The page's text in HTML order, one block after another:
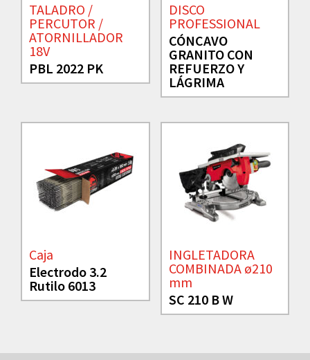
TALADRO /
PERCUTOR /
ATORNILLADOR
18V
PBL 2022 PK
DISCO
PROFESSIONAL
CÓNCAVO
GRANITO CON
REFUERZO Y
LÁGRIMA
Caja
Electrodo 3.2
Rutilo 6013
INGLETADORA
COMBINADA ø210
mm
SC 210 B W